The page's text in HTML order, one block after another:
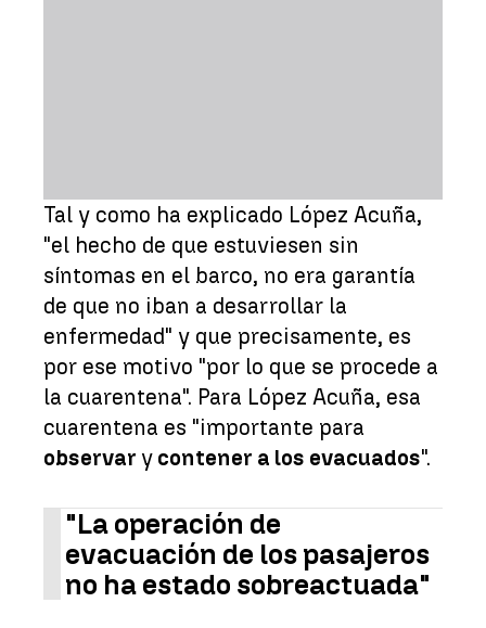
Tal y como ha explicado López Acuña,
"el hecho de que estuviesen sin
síntomas en el barco, no era garantía
de que no iban a desarrollar la
enfermedad" y que precisamente, es
por ese motivo "por lo que se procede a
la cuarentena". Para López Acuña, esa
cuarentena es "importante para
observar y contener a los evacuados".
"La operación de
evacuación de los pasajeros
no ha estado sobreactuada"